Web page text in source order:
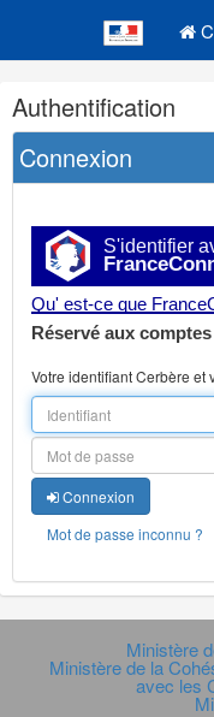
Navigation
et
outils
annexes
Authentification
Connexion
S'identifier
Qu' est-ce que
Réservé aux
Votre identifiant Cerbère et
Connexion
Mot de passe inconnu ?
Ministère
Ministère de la
avec les